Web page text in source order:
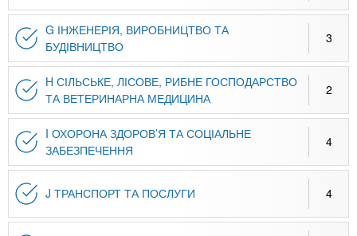
G ІНЖЕНЕРІЯ, ВИРОБНИЦТВО ТА
БУДІВНИЦТВО
3
H СІЛЬСЬКЕ, ЛІСОВЕ, РИБНЕ ГОСПОДАРСТВО
ТА ВЕТЕРИНАРНА МЕДИЦИНА
2
I ОХОРОНА ЗДОРОВ’Я ТА СОЦІАЛЬНЕ
ЗАБЕЗПЕЧЕННЯ
4
J ТРАНСПОРТ ТА ПОСЛУГИ 4